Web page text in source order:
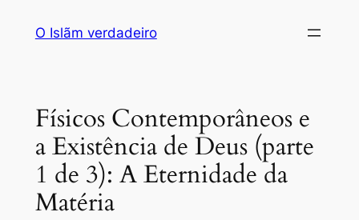
O Islãm verdadeiro
Físicos Contemporâneos e
a Existência de Deus (parte
1 de 3): A Eternidade da
Matéria